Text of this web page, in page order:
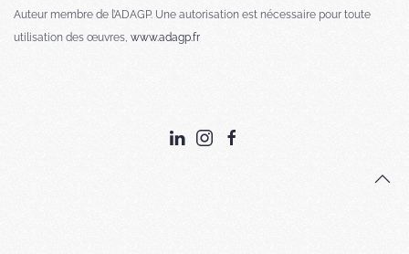
Auteur membre de l’ADAGP. Une autorisation est nécessaire pour toute
utilisation des œuvres, www.adagp.fr